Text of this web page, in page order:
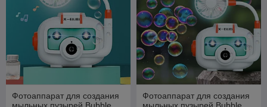
Фотоаппарат для создания
Фотоаппарат для создания